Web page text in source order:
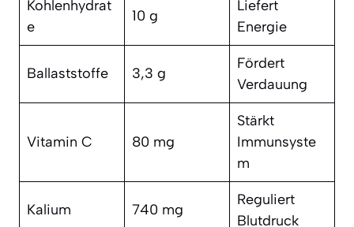
Kohlenhydrat
e
10 g
Liefert
Energie
Ballaststoffe 3,3 g
Fördert
Verdauung
Vitamin C 80 mg
Stärkt
Immunsyste
m
Kalium 740 mg
Reguliert
Blutdruck